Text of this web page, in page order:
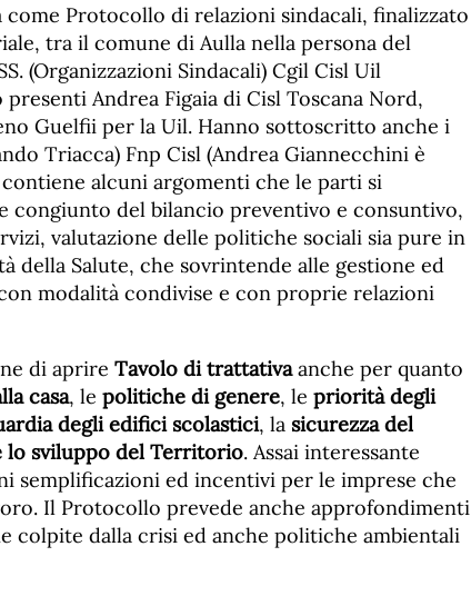
come Protocollo di relazioni sindacali, finalizzato
tra il comune di Aulla nella persona del
(Organizzazioni Sindacali) Cgil Cisl Uil
Andrea Figaia di Cisl Toscana Nord,
Guelfii per la Uil. Hanno sottoscritto anche i
Triacca) Fnp Cisl (Andrea Giannecchini è
alcuni argomenti che le parti si
congiunto del bilancio preventivo e consuntivo,
valutazione delle politiche sociali sia pure in
della Salute, che sovrintende alle gestione ed
modalità condivise e con proprie relazioni
di aprire Tavolo di trattativaanche per quanto
casa, le politiche di genere, le priorità degli
degli edifici scolastici, la sicurezza del
lo sviluppo del Territorio. Assai interessante
semplificazioni ed incentivi per le imprese che
Il Protocollo prevede anche approfondimenti
colpite dalla crisi ed anche politiche ambientali